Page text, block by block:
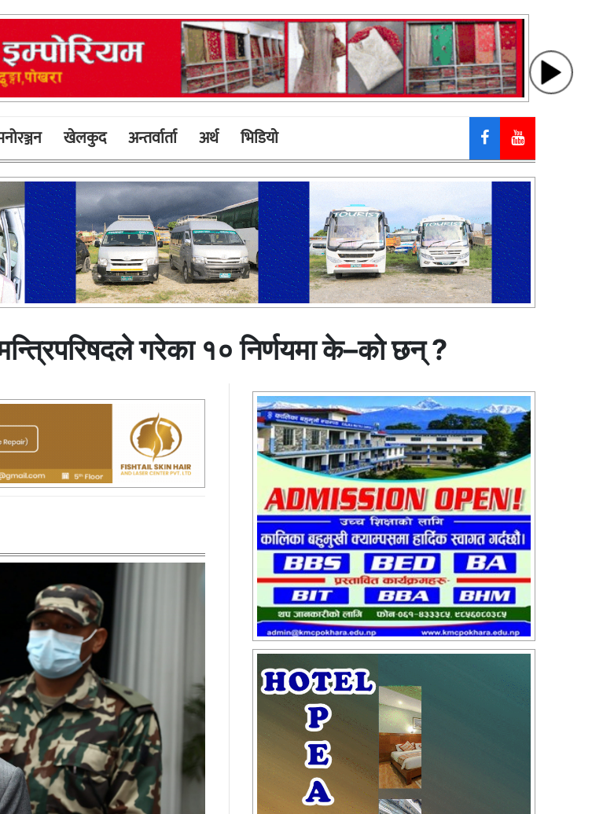
खेलकुद अन्तर्वार्ता अर्थ भिडियाे
गरेका १० निर्णयमा के–को छन् ?